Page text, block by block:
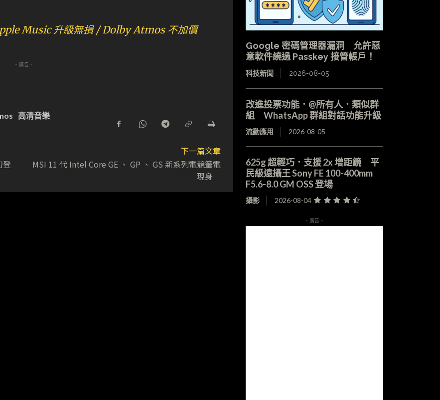
Music 升級無損 / Dolby Atmos 不加價
- 廣告 -
高清音樂
登
下一篇文章
MSI 11 代 Intel Core GE 、 GP 、 GS 新系列電競筆電
現身
Google 密碼管理器漏洞 允許惡
意軟件繞過 Passkey 接管帳戶！
科技新聞 2026-08-05
改進投票功能．@所有人．類似群
組 WhatsApp 群組對話功能升級
流動應用 2026-08-05
625g 超輕巧．支援 2x 增距鏡 平
民級遠攝王 Sony FE 100-400mm
F5.6-8.0 GM OSS 登場
攝影 2026-08-04
- 廣告 -